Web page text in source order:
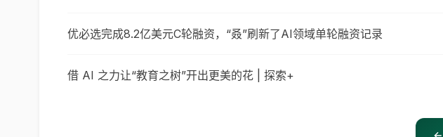
优必选完成8.2亿美元C轮融资，“叒”刷新了AI领域单轮融资记录
借 AI 之力让“教育之树”开出更美的花 | 探索+